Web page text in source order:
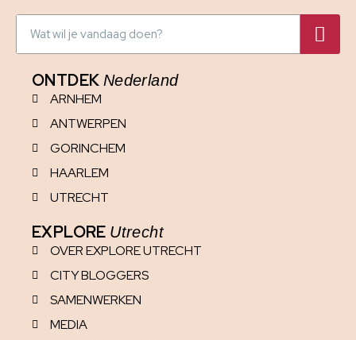
ONTDEK Nederland
ARNHEM
ANTWERPEN
GORINCHEM
HAARLEM
UTRECHT
EXPLORE Utrecht
OVER EXPLORE UTRECHT
CITY BLOGGERS
SAMENWERKEN
MEDIA